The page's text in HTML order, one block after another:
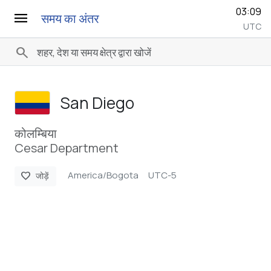
menu समय का अंतर 03:09
UTC
search
San Diego
कोलम्बिया
Cesar Department
favorite जोड़ें America/Bogota UTC-5